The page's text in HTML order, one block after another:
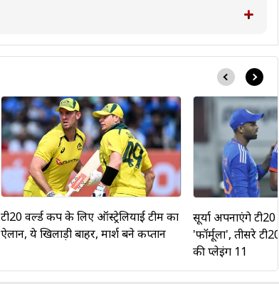
टी20 वर्ल्ड कप के लिए ऑस्ट्रेल‍ियाई टीम का
ऐलान, ये ख‍िलाड़ी बाहर, मार्श बने कप्तान
सूर्या अपनाएंगे टी20
'फॉर्मूला', तीसरे
की प्लेइंग 11